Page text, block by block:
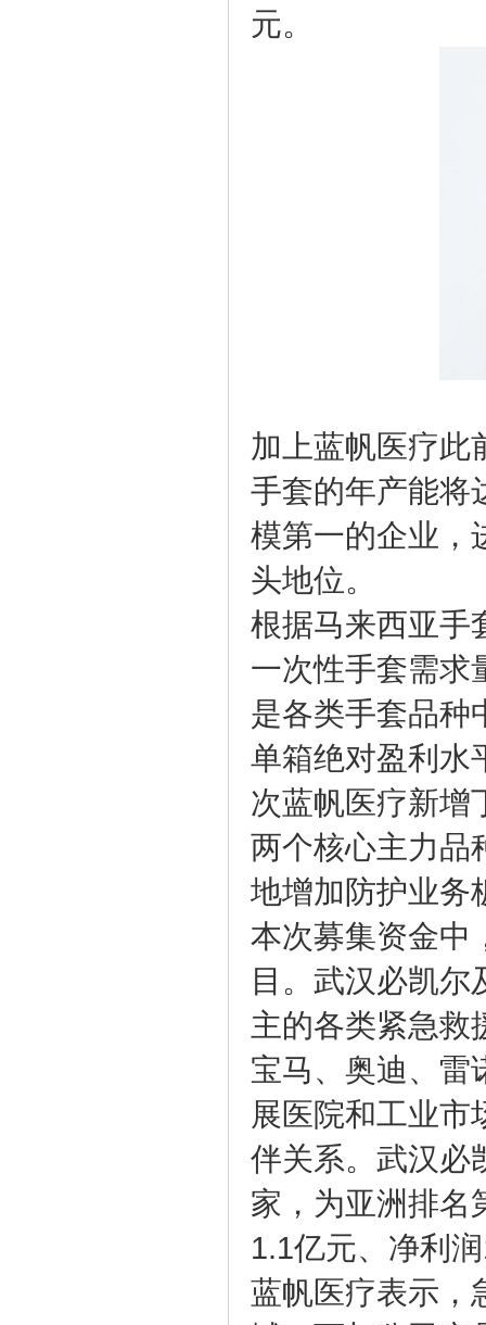
元。
加上蓝帆医疗此
手套的年产能将
模第一的企业，
头地位。
根据马来西亚手
一次性手套需求
是各类手套品种
单箱绝对盈利水
次蓝帆医疗新增
两个核心主力品
地增加防护业务
本次募集资金中
目。武汉必凯尔
主的各类紧急救
宝马、奥迪、雷
展医院和工业市
伴关系。武汉必
家，为亚洲排名
1.1亿元、净利
蓝帆医疗表示，